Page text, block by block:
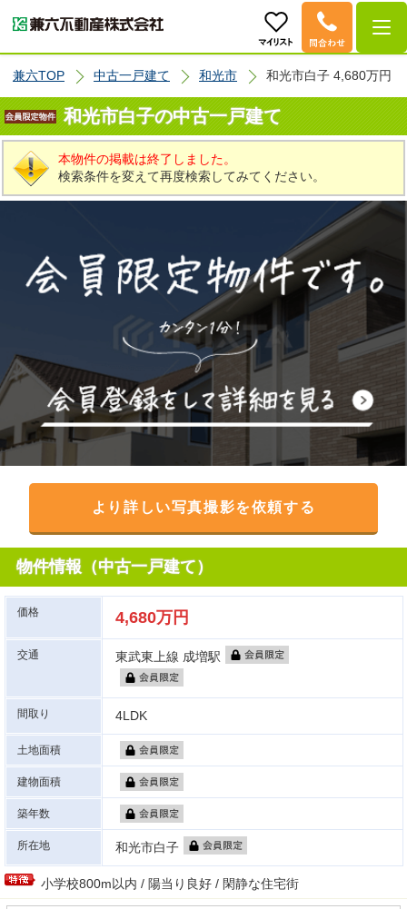
兼六TOP 中古一戸建て 和光市 和光市白子 4,680万円
和光市白子の中古一戸建て
本物件の掲載は終了しました。
検索条件を変えて再度検索してみてください。
より詳しい写真撮影を依頼する
物件情報（中古一戸建て）
価格 4,680万円
交通 東武東上線 成増駅
間取り 4LDK
土地面積
建物面積
築年数
所在地 和光市白子
小学校800m以内 / 陽当り良好 / 閑静な住宅街